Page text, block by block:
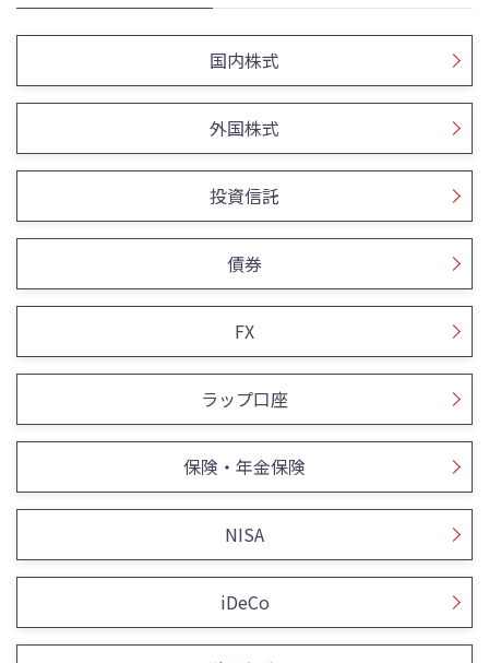
国内株式
外国株式
投資信託
債券
FX
ラップ口座
保険・年金保険
NISA
iDeCo